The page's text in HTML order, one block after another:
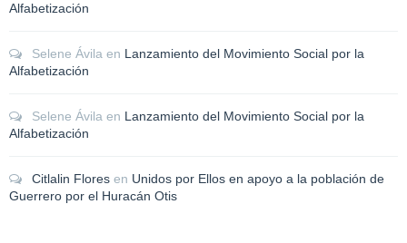
Alfabetización
Selene Ávila en Lanzamiento del Movimiento Social por la
Alfabetización
Selene Ávila en Lanzamiento del Movimiento Social por la
Alfabetización
Citlalin Flores en Unidos por Ellos en apoyo a la población de
Guerrero por el Huracán Otis